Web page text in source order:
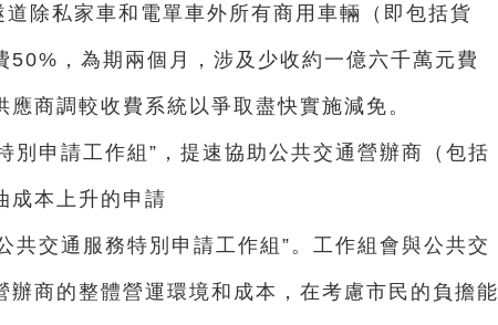
除私家車和電單車外所有商用車輛（即包括貨
50%，為期兩個月，涉及少收約一億六千萬元費
商調較收費系統以爭取盡快實施減免。
別申請工作組”，提速協助公共交通營辦商（包括
成本上升的申請
共交通服務特別申請工作組”。工作組會與公共交
辦商的整體營運環境和成本，在考慮市民的負擔能